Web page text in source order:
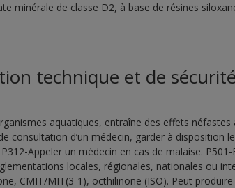
minérale de classe D2, à base de résines
technique et de sécurité
aquatiques, entraîne des effets
consultation d’un médecin, garder à disposition
Appeler un médecin en cas de malaise.
locales, régionales, nationales ou
CMIT/MIT(3-1), octhilinone (ISO). Peut